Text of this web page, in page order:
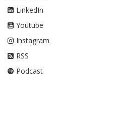
LinkedIn
Youtube
Instagram
RSS
Podcast